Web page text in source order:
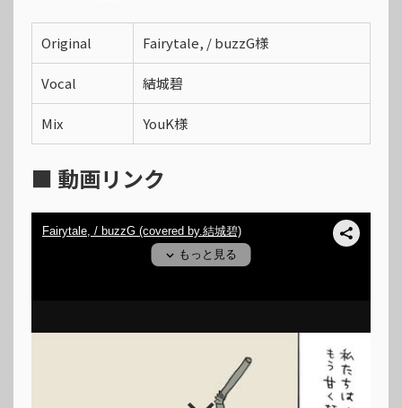
Original Fairytale, / buzzG様
Vocal 結城碧
Mix YouK様
■ 動画リンク